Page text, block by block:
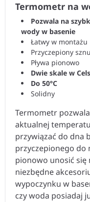
Termometr na
Pozwala na
wody w basenie
Łatwy w montażu
Przyczepiony
Pływa pionowo
Dwie skale w
Do 50°C
Solidny
Termometr
aktualnej
przywiązać do dna
przyczepionego do
pionowo unosić się
niezbędne
wypoczynku w
czy woda posiadaj